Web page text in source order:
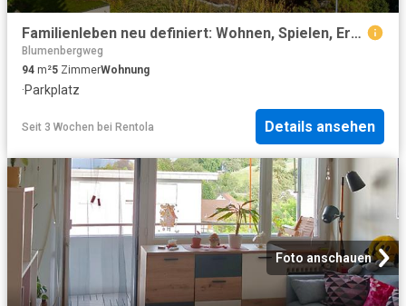
Familienleben neu definiert: Wohnen, Spielen, Erholen am Lützelsee
Blumenbergweg
94 m²5 ZimmerWohnung
·Parkplatz
Seit 3 Wochen bei Rentola Details ansehen
Foto anschauen